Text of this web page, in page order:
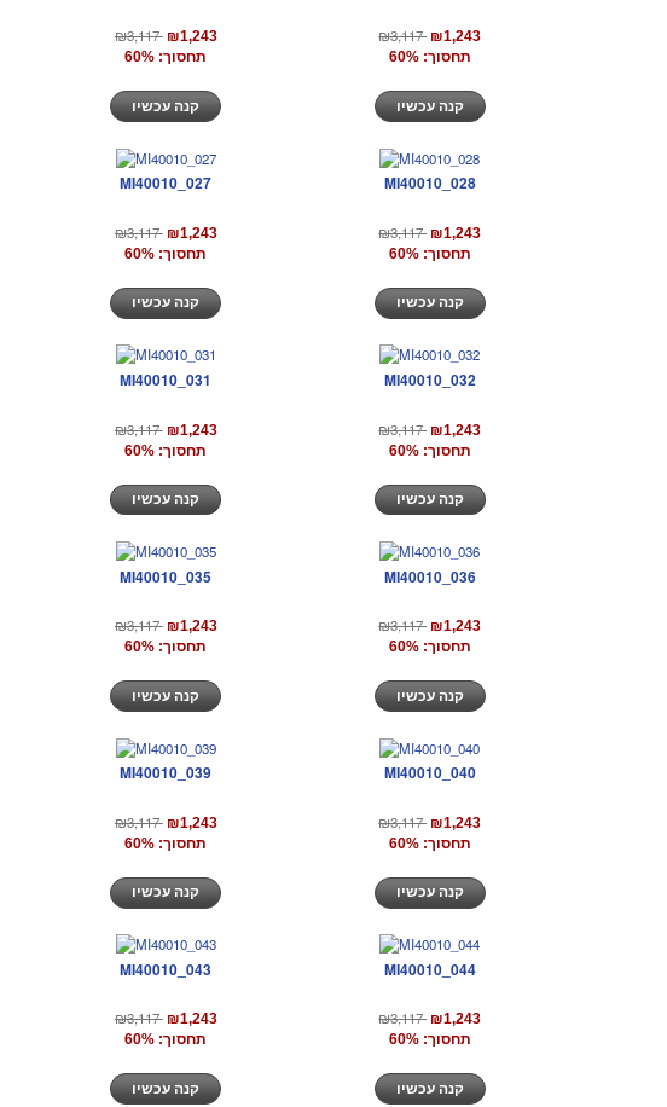
₪3,117 ₪1,243
תחסוך: 60%
₪3,117 ₪1,243
תחסוך: 60%
קנה עכשיו
MI40010_027
₪3,117 ₪1,243
תחסוך: 60%
MI40010_028
₪3,117 ₪1,243
תחסוך: 60%
קנה עכשיו
MI40010_031
₪3,117 ₪1,243
תחסוך: 60%
MI40010_032
₪3,117 ₪1,243
תחסוך: 60%
קנה עכשיו
MI40010_035
₪3,117 ₪1,243
תחסוך: 60%
MI40010_036
₪3,117 ₪1,243
תחסוך: 60%
קנה עכשיו
MI40010_039
₪3,117 ₪1,243
תחסוך: 60%
MI40010_040
₪3,117 ₪1,243
תחסוך: 60%
קנה עכשיו
MI40010_043
₪3,117 ₪1,243
תחסוך: 60%
MI40010_044
₪3,117 ₪1,243
תחסוך: 60%
קנה עכשיו